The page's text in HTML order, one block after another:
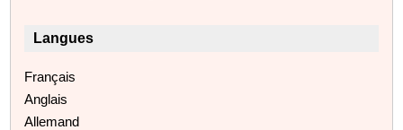
Langues
Français
Anglais
Allemand